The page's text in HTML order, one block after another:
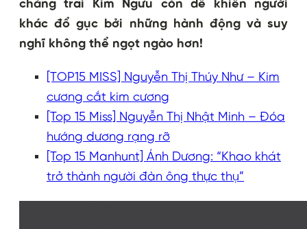
chàng trai Kim Ngưu còn dễ khiến người
khác đổ gục bởi những hành động và suy
nghĩ không thể ngọt ngào hơn!
[TOP15 MISS] Nguyễn Thị Thúy Như – Kim
cương cắt kim cương
[Top 15 Miss] Nguyễn Thị Nhật Minh – Đóa
hướng dương rạng rỡ
[Top 15 Manhunt] Ánh Dương: “Khao khát
trở thành người đàn ông thực thụ”